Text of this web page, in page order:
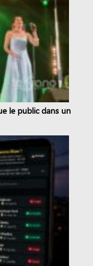
le public dans un